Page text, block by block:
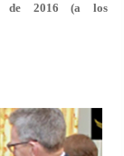
de 2016 (a los